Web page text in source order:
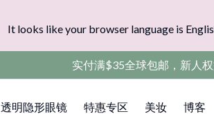
It looks like your browser language is
实付满$35全球包邮，新人
透明隐形眼镜 特惠专区 美妆 博客